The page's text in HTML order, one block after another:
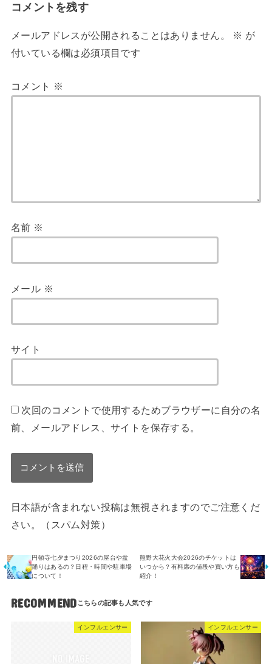
コメントを残す
メールアドレスが公開されることはありません。 ※ が
付いている欄は必須項目です
コメント ※
名前 ※
メール ※
サイト
次回のコメントで使用するためブラウザーに自分の名
前、メールアドレス、サイトを保存する。
日本語が含まれない投稿は無視されますのでご注意くだ
さい。（スパム対策）
円頓寺七夕まつり2026の屋台や盆
踊りはあるの？日程・時間や駐車場
について！
熊野大花火大会2026のチケットは
いつから？有料席の値段や買い方も
紹介！
RECOMMEND
インフルエンサー インフルエンサー